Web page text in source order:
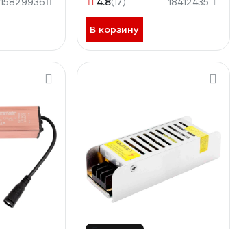
15829936 18412435
В корзину